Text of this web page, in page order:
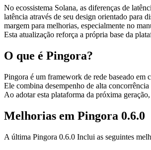
No ecossistema Solana, as diferenças de
latência através de seu design orientado para
margem para melhorias, especialmente no
Esta atualização reforça a própria base da
O que é Pingora?
Pingora é um framework de rede baseado
Ele combina desempenho de alta
Ao adotar esta plataforma da próxima
Melhorias em Pingora 0.6.0
A última Pingora 0.6.0 Inclui as seguintes